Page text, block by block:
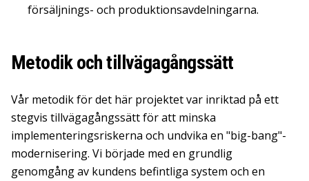
försäljnings- och produktionsavdelningarna.
Metodik och tillvägagångssätt
Vår metodik för det här projektet var inriktad på ett
stegvis tillvägagångssätt för att minska
implementeringsriskerna och undvika en "big-bang"-
modernisering. Vi började med en grundlig
genomgång av kundens befintliga system och en